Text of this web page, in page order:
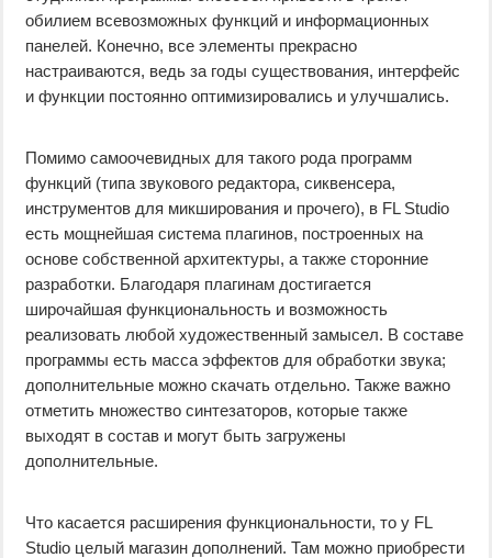
обилием всевозможных функций и информационных
панелей. Конечно, все элементы прекрасно
настраиваются, ведь за годы существования, интерфейс
и функции постоянно оптимизировались и улучшались.
Помимо самоочевидных для такого рода программ
функций (типа звукового редактора, сиквенсера,
инструментов для микширования и прочего), в FL Studio
есть мощнейшая система плагинов, построенных на
основе собственной архитектуры, а также сторонние
разработки. Благодаря плагинам достигается
широчайшая функциональность и возможность
реализовать любой художественный замысел. В составе
программы есть масса эффектов для обработки звука;
дополнительные можно скачать отдельно. Также важно
отметить множество синтезаторов, которые также
выходят в состав и могут быть загружены
дополнительные.
Что касается расширения функциональности, то у FL
Studio целый магазин дополнений. Там можно приобрести